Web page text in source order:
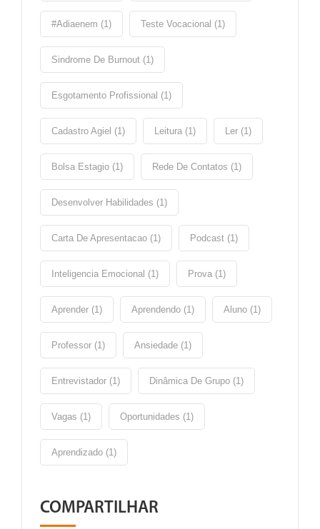
#adiaenem (1) Teste Vocacional (1)
Sindrome De Burnout (1)
Esgotamento Profissional (1)
Cadastro Agiel (1) Leitura (1) Ler (1)
Bolsa Estagio (1) Rede De Contatos (1)
Desenvolver Habilidades (1)
Carta De Apresentacao (1) Podcast (1)
Inteligencia Emocional (1) Prova (1)
Aprender (1) Aprendendo (1) Aluno (1)
Professor (1) Ansiedade (1)
Entrevistador (1) Dinâmica De Grupo (1)
Vagas (1) Oportunidades (1)
Aprendizado (1)
COMPARTILHAR